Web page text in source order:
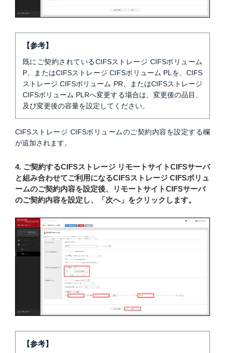
【参考】
既にご契約されているCIFSストレージ CIFSボリューム
P、またはCIFSストレージ CIFSボリューム PLを、CIFS
ストレージ CIFSボリューム PR、またはCIFSストレージ
CIFSボリューム PLRへ変更する場合は、変更後の品目、
及び変更後の容量を設定してください。
CIFSストレージ CIFSボリュームのご契約内容を設定する欄
が追加されます。
4. ご契約するCIFSストレージ リモートサイトCIFSサーバ
と組み合わせてご利用になるCIFSストレージ CIFSボリュ
ームのご契約内容を設定後、リモートサイトCIFSサーバ
のご契約内容を設定し、「次へ」をクリックします。
【参考】